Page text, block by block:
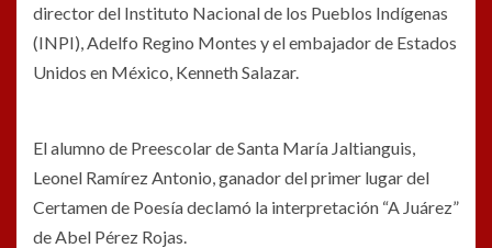
director del Instituto Nacional de los Pueblos Indígenas
(INPI), Adelfo Regino Montes y el embajador de Estados
Unidos en México, Kenneth Salazar.
El alumno de Preescolar de Santa María Jaltianguis,
Leonel Ramírez Antonio, ganador del primer lugar del
Certamen de Poesía declamó la interpretación “A Juárez”
de Abel Pérez Rojas.